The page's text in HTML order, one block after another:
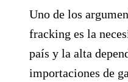
Uno de los
fracking es la
país y la alta
importaciones de